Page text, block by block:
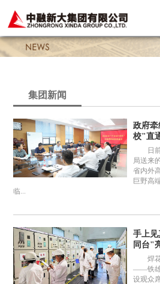
集团新闻
政府
校"直
日
局送来
省内外
巨野高
临...
手上
同台"
焊
——铁雄
设观众